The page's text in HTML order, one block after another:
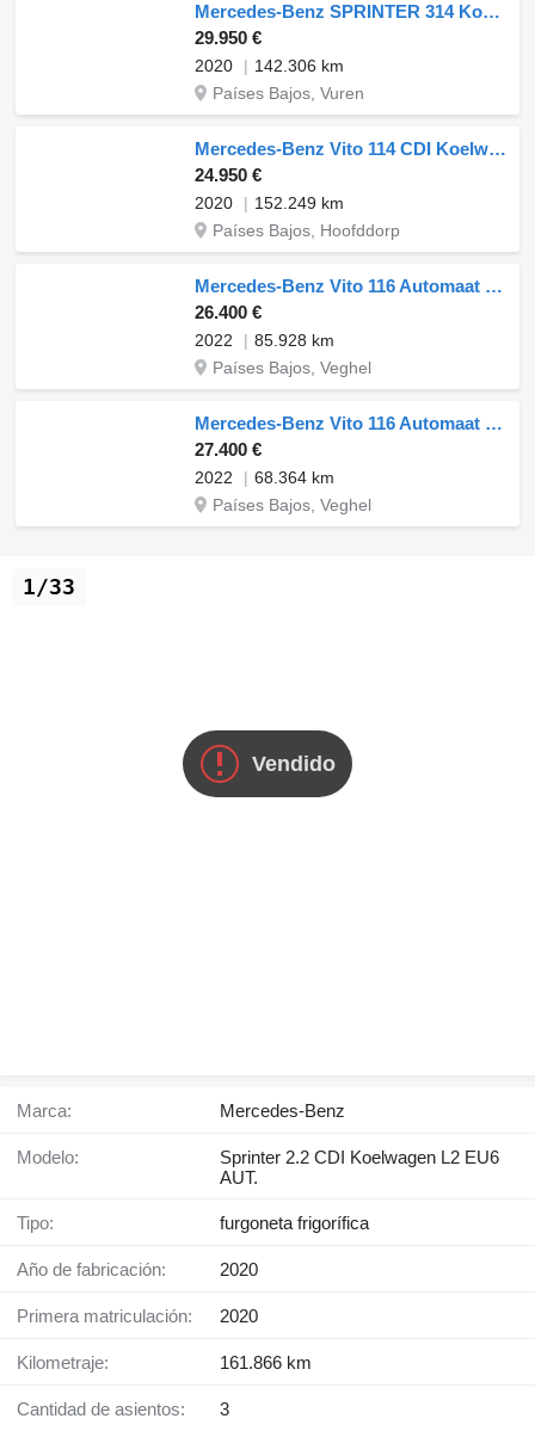
Mercedes-Benz SPRINTER 314 Koelwagen EURO6
29.950 €
2020
142.306 km
Países Bajos, Vuren
Mercedes-Benz Vito 114 CDI Koelwagen Kerstner ST 230V 0'C Euro 6
24.950 €
2020
152.249 km
Países Bajos, Hoofddorp
Mercedes-Benz Vito 116 Automaat L2H1 Kerstner 230v Stekker Airco Cruise Camera
26.400 €
2022
85.928 km
Países Bajos, Veghel
Mercedes-Benz Vito 116 Automaat Kerstner Koelwagen L2H1 Airco Cruise Camera Eu
27.400 €
2022
68.364 km
Países Bajos, Veghel
Vendido
1/33
Marca: Mercedes-Benz
Modelo:
Sprinter 2.2 CDI Koelwagen L2 EU6
AUT.
Tipo: furgoneta frigorífica
Año de fabricación: 2020
Primera matriculación: 2020
Kilometraje: 161.866 km
Cantidad de asientos: 3